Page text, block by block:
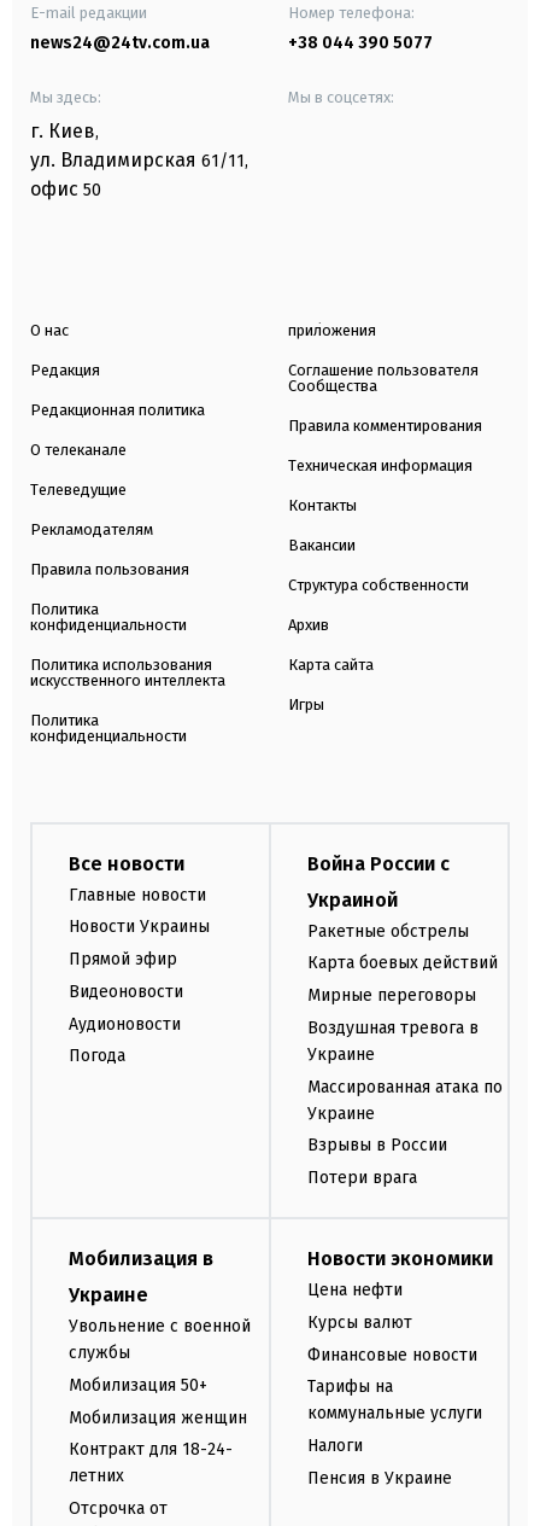
E-mail редакции
news24@24tv.com.ua
Номер телефона:
+38 044 390 5077
Мы здесь:
г. Киев,
ул. Владимирская 61/11,
офис 50
Мы в соцсетях:
О нас
Редакция
Редакционная политика
О телеканале
Телеведущие
Рекламодателям
Правила пользования
Политика
конфиденциальности
Политика использования
искусственного интеллекта
Политика
конфиденциальности
приложения
Соглашение пользователя
Сообщества
Правила комментирования
Техническая информация
Контакты
Вакансии
Структура собственности
Архив
Карта сайта
Игры
Все новости
Главные новости
Новости Украины
Прямой эфир
Видеоновости
Аудионовости
Погода
Война России с
Украиной
Ракетные обстрелы
Карта боевых действий
Мирные переговоры
Воздушная тревога в
Украине
Массированная атака по
Украине
Взрывы в России
Потери врага
Мобилизация в
Украине
Увольнение с военной
службы
Мобилизация 50+
Мобилизация женщин
Контракт для 18-24-
летних
Отсрочка от
Новости экономики
Цена нефти
Курсы валют
Финансовые новости
Тарифы на
коммунальные услуги
Налоги
Пенсия в Украине